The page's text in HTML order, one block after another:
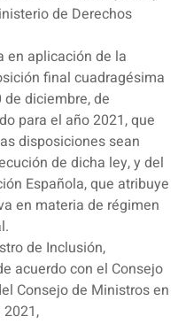
de Derechos
en aplicación de la
final cuadragésima
diciembre, de
para el año 2021, que
disposiciones sean
de dicha ley, y del
Española, que atribuye
en materia de régimen
de Inclusión,
acuerdo con el Consejo
Consejo de Ministros en